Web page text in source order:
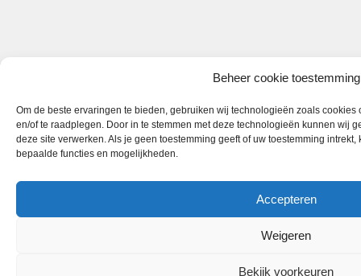
Beheer cookie toestemming
Om de beste ervaringen te bieden, gebruiken wij technologieën zoals
en/of te raadplegen. Door in te stemmen met deze technologieën kunnen wij
deze site verwerken. Als je geen toestemming geeft of uw toestemming
bepaalde functies en mogelijkheden.
Accepteren
Weigeren
Bekijk voorkeuren